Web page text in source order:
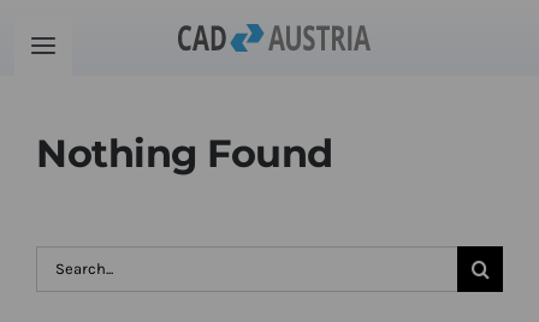
InhaltToggle
Kontakt
Nothing Found
Suche
nach: